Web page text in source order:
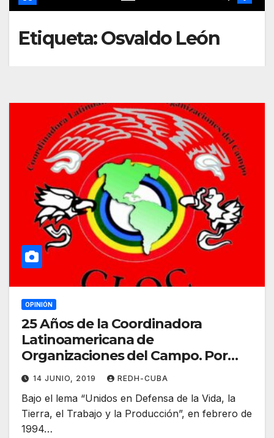
Etiqueta:Osvaldo León
OPINIÓN
25 Años de la Coordinadora
Latinoamericana de
Organizaciones del Campo. Por
Osvaldo León
14 JUNIO, 2019 REDH-CUBA
Bajo el lema “Unidos en Defensa de la Vida, la
Tierra, el Trabajo y la Producción”, en febrero de
1994…